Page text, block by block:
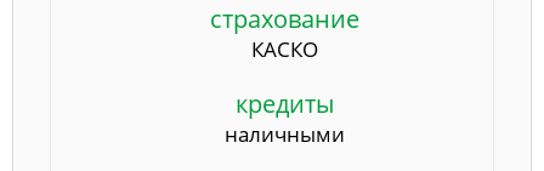
страхование
КАСКО
кредиты
наличными